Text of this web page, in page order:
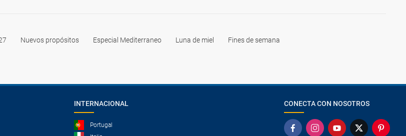
Nuevos propósitos Especial Mediterraneo Luna de miel Fines de semana
INTERNACIONAL
Portugal
CONECTA CON NOSOTROS